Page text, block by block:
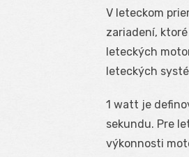
V leteckom
zariadení,
leteckých
leteckých
1 watt je
sekundu. Pre
výkonnosti